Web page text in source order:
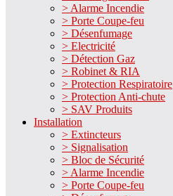
> Alarme Incendie
> Porte Coupe-feu
> Désenfumage
> Electricité
> Détection Gaz
> Robinet & RIA
> Protection Respiratoire
> Protection Anti-chute
> SAV Produits
Installation
> Extincteurs
> Signalisation
> Bloc de Sécurité
> Alarme Incendie
> Porte Coupe-feu